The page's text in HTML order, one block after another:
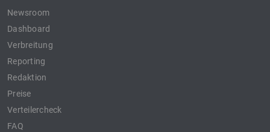
Newsroom
Dashboard
Verbreitung
Reporting
Redaktion
Preise
Verteilercheck
FAQ